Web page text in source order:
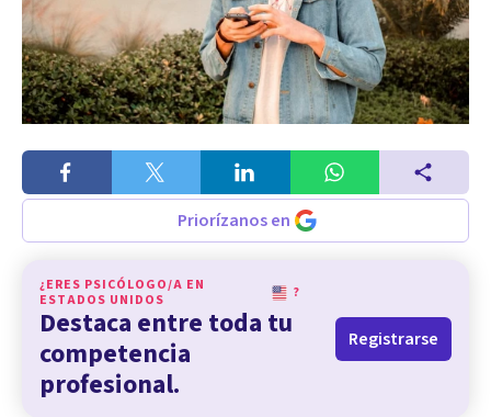
Priorízanos en
¿ERES PSICÓLOGO/A EN
ESTADOS UNIDOS
?
Destaca entre toda tu
competencia
profesional.
Registrarse